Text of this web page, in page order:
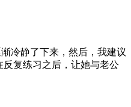
冷静了下来，然后，我建议
反复练习之后，让她与老公